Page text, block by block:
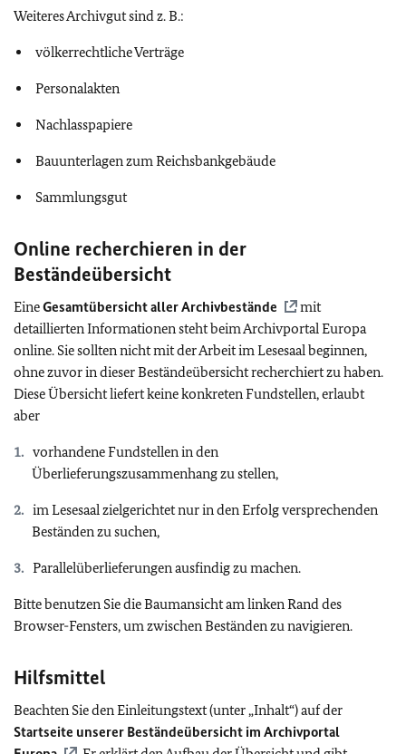
Weiteres Archivgut sind z. B.:
völkerrechtliche Verträge
Personalakten
Nachlasspapiere
Bauunterlagen zum Reichsbankgebäude
Sammlungsgut
Online recherchieren in der
Beständeübersicht
EineGesamtübersicht aller Archivbestände
mit
detaillierten Informationen steht beim Archivportal Europa
online. Sie sollten nicht mit der Arbeit im Lesesaal beginnen,
ohne zuvor in dieser Beständeübersicht recherchiert zu haben.
Diese Übersicht liefert keine konkreten Fundstellen, erlaubt
aber
vorhandene Fundstellen in den
Überlieferungszusammenhang zu stellen,
im Lesesaal zielgerichtet nur in den Erfolg versprechenden
Beständen zu suchen,
Parallelüberlieferungen ausfindig zu machen.
Bitte benutzen Sie die Baumansicht am linken Rand des
Browser-Fensters, um zwischen Beständen zu navigieren.
Hilfsmittel
Beachten Sie den Einleitungstext (unter „Inhalt“) auf der
Startseite unserer Beständeübersicht im Archivportal